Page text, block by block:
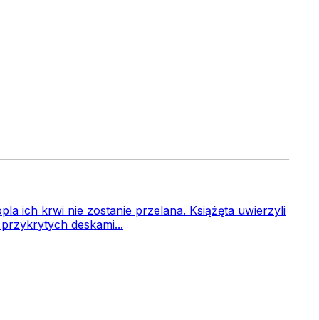
ich krwi nie zostanie przelana. Książęta uwierzyli
deskami...